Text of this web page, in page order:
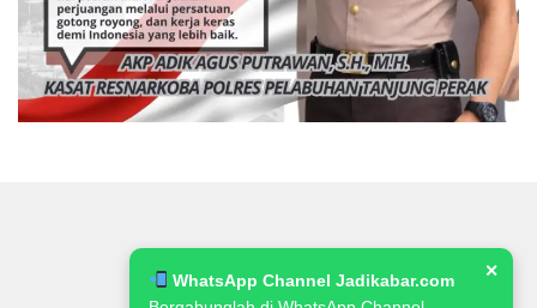
WhatsApp Channel Jadikabar.com
✕